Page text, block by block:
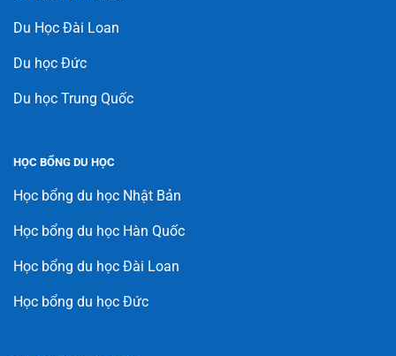
Du Học Đài Loan
Du học Đức
Du học Trung Quốc
HỌC BỔNG DU HỌC
Học bổng du học Nhật Bản
Học bổng du học Hàn Quốc
Học bổng du học Đài Loan
Học bổng du học Đức